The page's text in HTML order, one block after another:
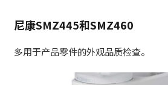
尼康SMZ445和SMZ460
多用于产品零件的外观品质检查。